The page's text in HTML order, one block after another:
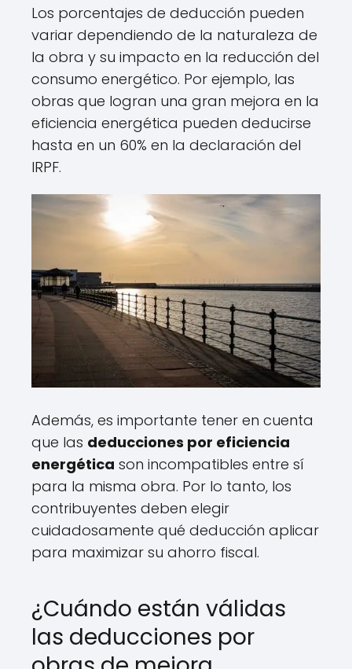
Los porcentajes de deducción pueden
variar dependiendo de la naturaleza de
la obra y su impacto en la reducción del
consumo energético. Por ejemplo, las
obras que logran una gran mejora en la
eficiencia energética pueden deducirse
hasta en un 60% en la declaración del
IRPF.
Además, es importante tener en cuenta
que las deducciones por eficiencia
energética son incompatibles entre sí
para la misma obra. Por lo tanto, los
contribuyentes deben elegir
cuidadosamente qué deducción aplicar
para maximizar su ahorro fiscal.
¿Cuándo están válidas
las deducciones por